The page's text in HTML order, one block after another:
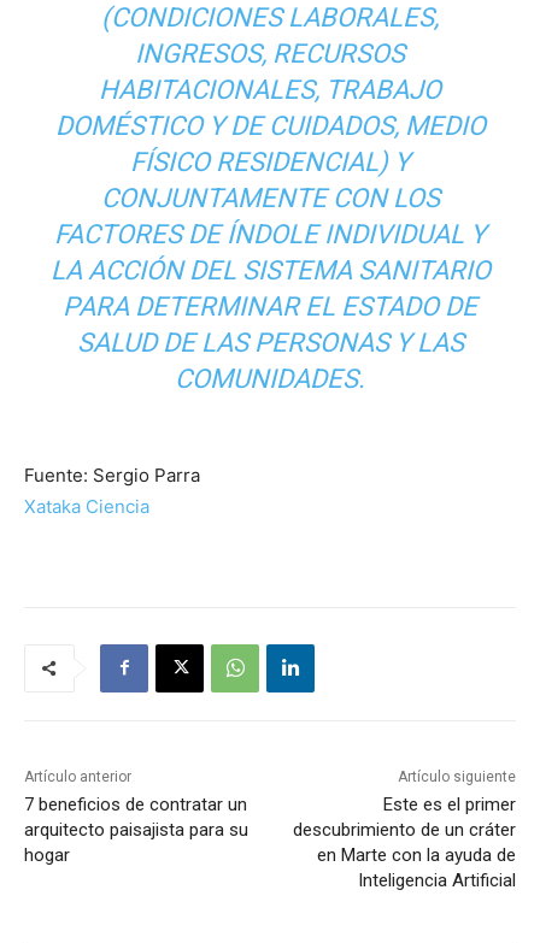
(CONDICIONES LABORALES,
INGRESOS, RECURSOS
HABITACIONALES, TRABAJO
DOMÉSTICO Y DE CUIDADOS, MEDIO
FÍSICO RESIDENCIAL) Y
CONJUNTAMENTE CON LOS
FACTORES DE ÍNDOLE INDIVIDUAL Y
LA ACCIÓN DEL SISTEMA SANITARIO
PARA DETERMINAR EL ESTADO DE
SALUD DE LAS PERSONAS Y LAS
COMUNIDADES.
Fuente: Sergio Parra
Xataka Ciencia
Artículo anterior
7 beneficios de contratar un
arquitecto paisajista para su
hogar
Artículo siguiente
Este es el primer
descubrimiento de un cráter
en Marte con la ayuda de
Inteligencia Artificial